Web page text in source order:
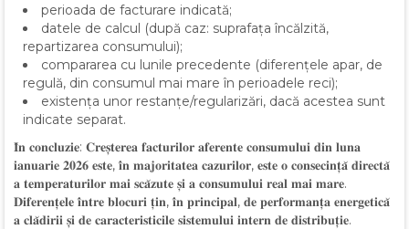
perioada de facturare indicată;
datele de calcul (după caz: suprafața încălzită,
repartizarea consumului);
compararea cu lunile precedente (diferențele apar, de
regulă, din consumul mai mare în perioadele reci);
existența unor restanțe/regularizări, dacă acestea sunt
indicate separat.
𝐈̂𝐧 𝐜𝐨𝐧𝐜𝐥𝐮𝐳𝐢𝐞: 𝐂𝐫𝐞𝐬̦𝐭𝐞𝐫𝐞𝐚 𝐟𝐚𝐜𝐭𝐮𝐫𝐢𝐥𝐨𝐫 𝐚𝐟𝐞𝐫𝐞𝐧𝐭𝐞 𝐜𝐨𝐧𝐬𝐮𝐦𝐮𝐥𝐮𝐢 𝐝𝐢𝐧 𝐥𝐮𝐧𝐚
𝐢𝐚𝐧𝐮𝐚𝐫𝐢𝐞 𝟐𝟎𝟐𝟔 𝐞𝐬𝐭𝐞, 𝐢̂𝐧 𝐦𝐚𝐣𝐨𝐫𝐢𝐭𝐚𝐭𝐞𝐚 𝐜𝐚𝐳𝐮𝐫𝐢𝐥𝐨𝐫, 𝐞𝐬𝐭𝐞 𝐨 𝐜𝐨𝐧𝐬𝐞𝐜𝐢𝐧𝐭̦𝐚̆ 𝐝𝐢𝐫𝐞𝐜𝐭𝐚̆
𝐚 𝐭𝐞𝐦𝐩𝐞𝐫𝐚𝐭𝐮𝐫𝐢𝐥𝐨𝐫 𝐦𝐚𝐢 𝐬𝐜𝐚̆𝐳𝐮𝐭𝐞 𝐬̦𝐢 𝐚 𝐜𝐨𝐧𝐬𝐮𝐦𝐮𝐥𝐮𝐢 𝐫𝐞𝐚𝐥 𝐦𝐚𝐢 𝐦𝐚𝐫𝐞.
𝐃𝐢𝐟𝐞𝐫𝐞𝐧𝐭̦𝐞𝐥𝐞 𝐢̂𝐧𝐭𝐫𝐞 𝐛𝐥𝐨𝐜𝐮𝐫𝐢 𝐭̦𝐢𝐧, 𝐢̂𝐧 𝐩𝐫𝐢𝐧𝐜𝐢𝐩𝐚𝐥, 𝐝𝐞 𝐩𝐞𝐫𝐟𝐨𝐫𝐦𝐚𝐧𝐭̦𝐚 𝐞𝐧𝐞𝐫𝐠𝐞𝐭𝐢𝐜𝐚̆
𝐚 𝐜𝐥𝐚̆𝐝𝐢𝐫𝐢𝐢 𝐬̦𝐢 𝐝𝐞 𝐜𝐚𝐫𝐚𝐜𝐭𝐞𝐫𝐢𝐬𝐭𝐢𝐜𝐢𝐥𝐞 𝐬𝐢𝐬𝐭𝐞𝐦𝐮𝐥𝐮𝐢 𝐢𝐧𝐭𝐞𝐫𝐧 𝐝𝐞 𝐝𝐢𝐬𝐭𝐫𝐢𝐛𝐮𝐭̦𝐢𝐞.